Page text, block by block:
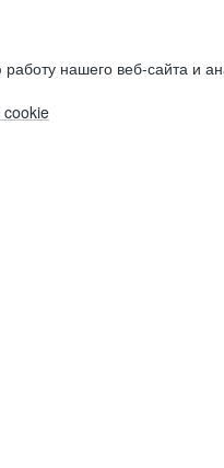
нашего веб-сайта и